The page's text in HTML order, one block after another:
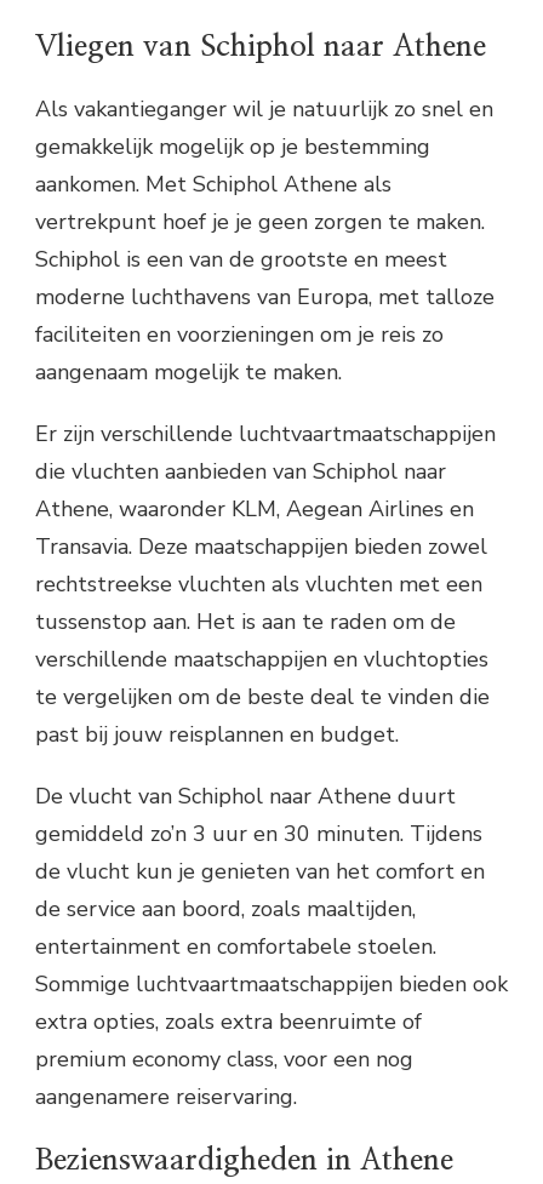
Vliegen van Schiphol naar Athene
Als vakantieganger wil je natuurlijk zo snel en
gemakkelijk mogelijk op je bestemming
aankomen. Met Schiphol Athene als
vertrekpunt hoef je je geen zorgen te maken.
Schiphol is een van de grootste en meest
moderne luchthavens van Europa, met talloze
faciliteiten en voorzieningen om je reis zo
aangenaam mogelijk te maken.
Er zijn verschillende luchtvaartmaatschappijen
die vluchten aanbieden van Schiphol naar
Athene, waaronder KLM, Aegean Airlines en
Transavia. Deze maatschappijen bieden zowel
rechtstreekse vluchten als vluchten met een
tussenstop aan. Het is aan te raden om de
verschillende maatschappijen en vluchtopties
te vergelijken om de beste deal te vinden die
past bij jouw reisplannen en budget.
De vlucht van Schiphol naar Athene duurt
gemiddeld zo’n 3 uur en 30 minuten. Tijdens
de vlucht kun je genieten van het comfort en
de service aan boord, zoals maaltijden,
entertainment en comfortabele stoelen.
Sommige luchtvaartmaatschappijen bieden ook
extra opties, zoals extra beenruimte of
premium economy class, voor een nog
aangenamere reiservaring.
Bezienswaardigheden in Athene